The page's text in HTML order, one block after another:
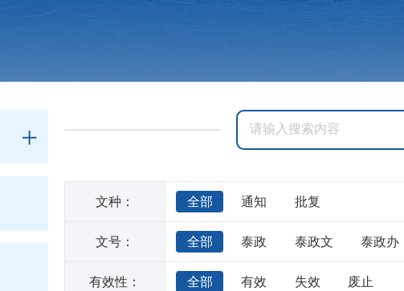
文种： 全部 通知 批复
文号： 全部 泰政 泰政文 泰政办
有效性： 全部 有效 失效 废止